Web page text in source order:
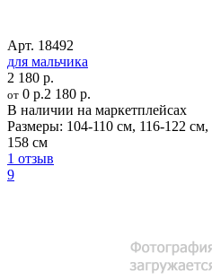
Арт. 18492
для мальчика
2 180 р.
от 0 р.2 180 р.
В наличии на маркетплейсах
Размеры: 104-110 см, 116-122 см,
158 см
1 отзыв
9